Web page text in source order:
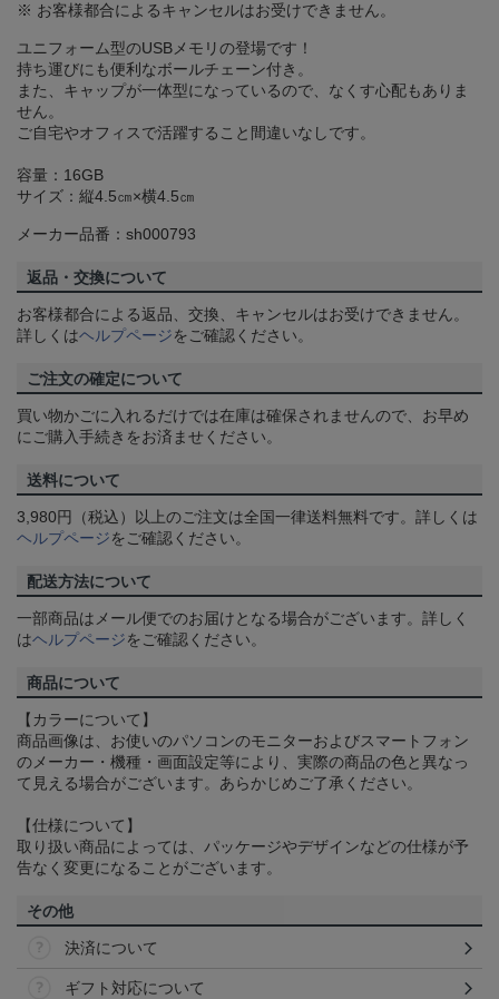
※ お客様都合によるキャンセルはお受けできません。
ユニフォーム型のUSBメモリの登場です！
持ち運びにも便利なボールチェーン付き。
また、キャップが一体型になっているので、なくす心配もありま
せん。
ご自宅やオフィスで活躍すること間違いなしです。
容量：16GB
サイズ：縦4.5㎝×横4.5㎝
メーカー品番：sh000793
返品・交換について
お客様都合による返品、交換、キャンセルはお受けできません。
詳しくはヘルプページをご確認ください。
ご注文の確定について
買い物かごに入れるだけでは在庫は確保されませんので、お早め
にご購入手続きをお済ませください。
送料について
3,980円（税込）以上のご注文は全国一律送料無料です。詳しくは
ヘルプページをご確認ください。
配送方法について
一部商品はメール便でのお届けとなる場合がございます。詳しく
はヘルプページをご確認ください。
商品について
【カラーについて】
商品画像は、お使いのパソコンのモニターおよびスマートフォン
のメーカー・機種・画面設定等により、実際の商品の色と異なっ
て見える場合がございます。あらかじめご了承ください。
【仕様について】
取り扱い商品によっては、パッケージやデザインなどの仕様が予
告なく変更になることがございます。
その他
決済について
ギフト対応について